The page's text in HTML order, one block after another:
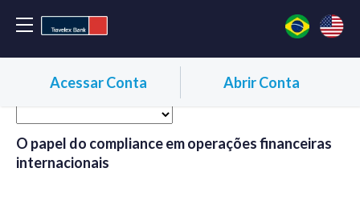
Acessar Conta Abrir Conta
O papel do compliance em operações financeiras
internacionais